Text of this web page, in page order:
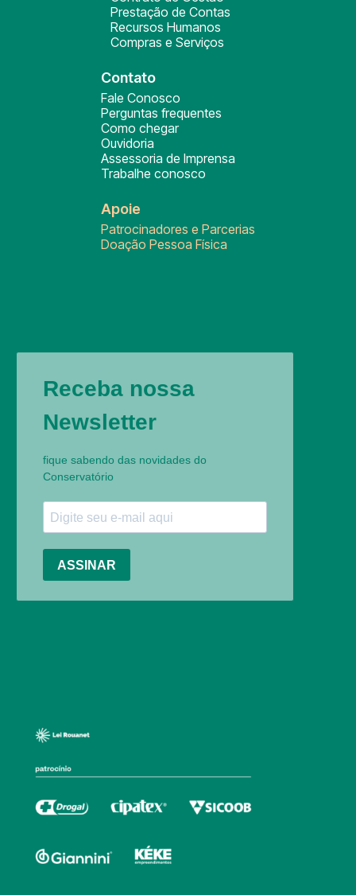
Prestação de Contas
Recursos Humanos
Compras e Serviços
Contato
Fale Conosco
Perguntas frequentes
Como chegar
Ouvidoria
Assessoria de Imprensa
Trabalhe conosco
Apoie
Patrocinadores e Parcerias
Doação Pessoa Física